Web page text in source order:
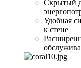
Скрытый
Удобная
к стене